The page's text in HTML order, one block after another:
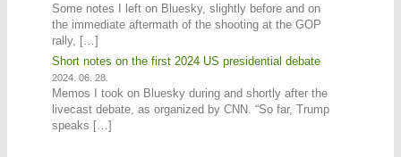
Some notes I left on Bluesky, slightly before and on
the immediate aftermath of the shooting at the GOP
rally, […]
Short notes on the first 2024 US presidential debate
2024. 06. 28.
Memos I took on Bluesky during and shortly after the
livecast debate, as organized by CNN. “So far, Trump
speaks […]